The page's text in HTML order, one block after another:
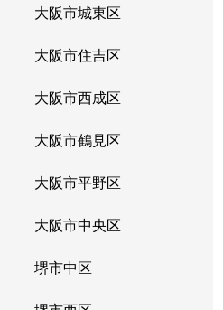
大阪市城東区
大阪市住吉区
大阪市西成区
大阪市鶴見区
大阪市平野区
大阪市中央区
堺市中区